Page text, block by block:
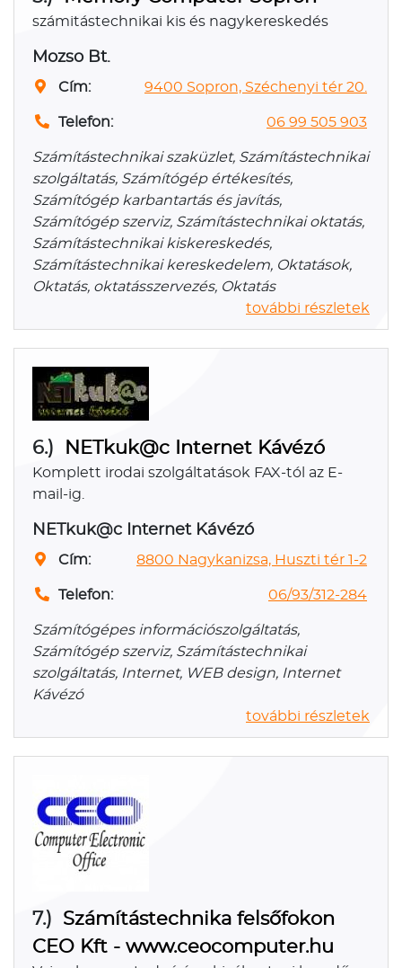
számitástechnikai kis és nagykereskedés
Mozso Bt.
Cím: 9400 Sopron, Széchenyi tér 20.
Telefon: 06 99 505 903
Számítástechnikai szaküzlet, Számítástechnikai
szolgáltatás, Számítógép értékesítés,
Számítógép karbantartás és javítás,
Számítógép szerviz, Számítástechnikai oktatás,
Számítástechnikai kiskereskedés,
Számítástechnikai kereskedelem, Oktatások,
Oktatás, oktatásszervezés, Oktatás
további részletek
6.) NETkuk@c Internet Kávézó
Komplett irodai szolgáltatások FAX-tól az E-
mail-ig.
NETkuk@c Internet Kávézó
Cím: 8800 Nagykanizsa, Huszti tér 1-2
Telefon: 06/93/312-284
Számítógépes információszolgáltatás,
Számítógép szerviz, Számítástechnikai
szolgáltatás, Internet, WEB design, Internet
Kávézó
további részletek
7.) Számítástechnika felsőfokon
CEO Kft - www.ceocomputer.hu